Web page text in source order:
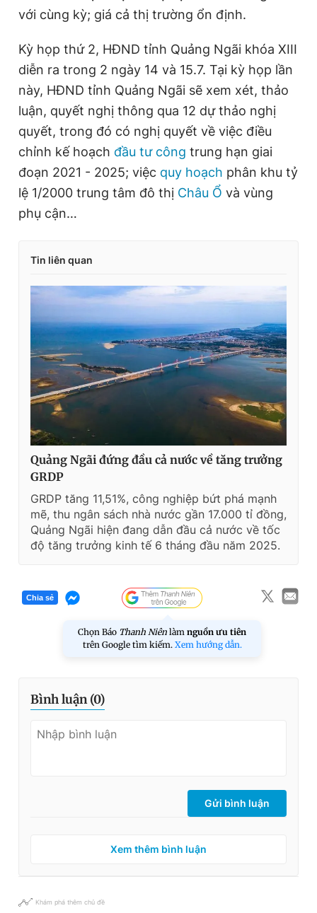
với cùng kỳ; giá cả thị trường ổn định.
Kỳ họp thứ 2, HĐND tỉnh Quảng Ngãi khóa XIII
diễn ra trong 2 ngày 14 và 15.7. Tại kỳ họp lần
này, HĐND tỉnh Quảng Ngãi sẽ xem xét, thảo
luận, quyết nghị thông qua 12 dự thảo nghị
quyết, trong đó có nghị quyết về việc điều
chỉnh kế hoạch đầu tư công trung hạn giai
đoạn 2021 - 2025; việc quy hoạch phân khu tỷ
lệ 1/2000 trung tâm đô thị Châu Ổ và vùng
phụ cận…
Tin liên quan
Quảng Ngãi đứng đầu cả nước về tăng trưởng
GRDP
GRDP tăng 11,51%, công nghiệp bứt phá mạnh
mẽ, thu ngân sách nhà nước gần 17.000 tỉ đồng,
Quảng Ngãi hiện đang dẫn đầu cả nước về tốc
độ tăng trưởng kinh tế 6 tháng đầu năm 2025.
Chia sẻ
Chọn Báo Thanh Niên làm nguồn ưu tiên
trên Google tìm kiếm. Xem hướng dẫn.
Bình luận (0)
Gửi bình luận
Xem thêm bình luận
Khám phá thêm chủ đề